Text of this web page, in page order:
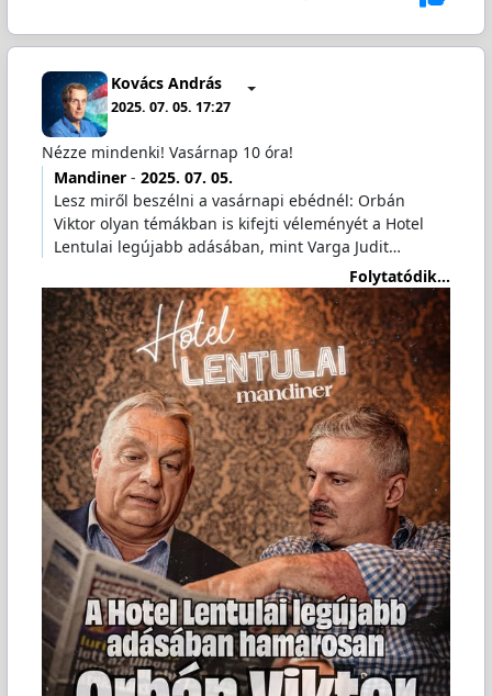
Kovács András
2025. 07. 05. 17:27
Nézze mindenki! Vasárnap 10 óra!
Mandiner- 2025. 07. 05.
Lesz miről beszélni a vasárnapi ebédnél: Orbán
Viktor olyan témákban is kifejti véleményét a Hotel
Lentulai legújabb adásában, mint Varga Judit…
Folytatódik...